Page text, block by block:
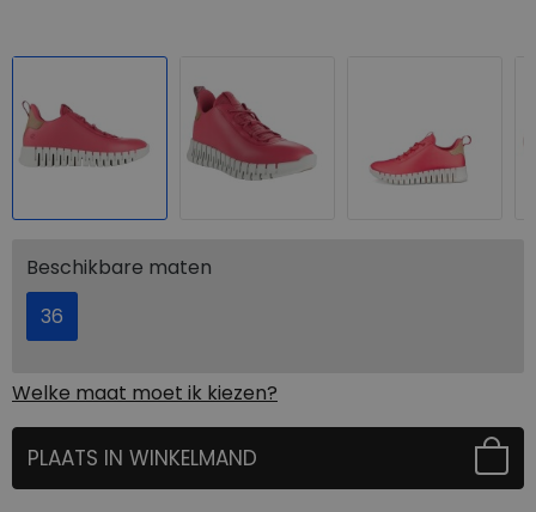
Beschikbare maten
36
Welke maat moet ik kiezen?
PLAATS IN WINKELMAND